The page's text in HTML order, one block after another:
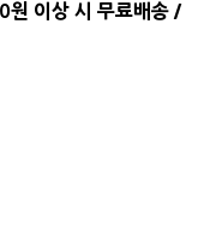
이상 시 무료배송 /